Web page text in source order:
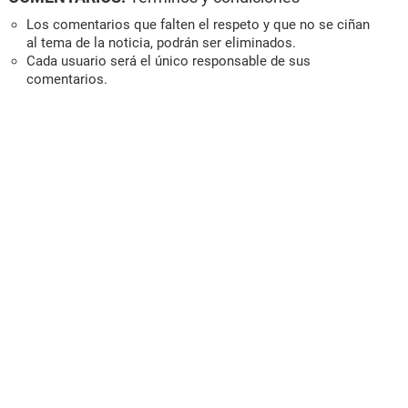
Los comentarios que falten el respeto y que no se ciñan
al tema de la noticia, podrán ser eliminados.
Cada usuario será el único responsable de sus
comentarios.